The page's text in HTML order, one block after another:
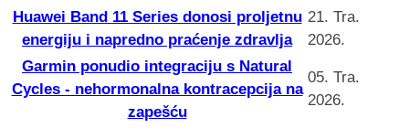
Huawei Band 11 Series donosi proljetnu
energiju i napredno praćenje zdravlja
21. Tra.
2026.
Garmin ponudio integraciju s Natural
Cycles - nehormonalna kontracepcija na
zapešću
05. Tra.
2026.